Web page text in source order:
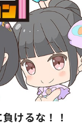
けるな！！